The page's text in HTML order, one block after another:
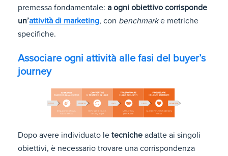
premessa fondamentale: a ogni obiettivo corrisponde
un’attività di marketing, con benchmarke metriche
specifiche.
Associare ogni attività alle fasi del buyer’s
journey
Dopo avere individuato le tecniche adatte ai singoli
obiettivi, è necessario trovare una corrispondenza